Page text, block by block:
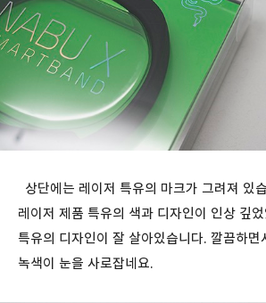
상단에는 레이저 특유의 마크가 그려져 있
레이저 제품 특유의 색과 디자인이 인상 깊
특유의 디자인이 잘 살아있습니다. 깔끔하면
녹색이 눈을 사로잡네요.